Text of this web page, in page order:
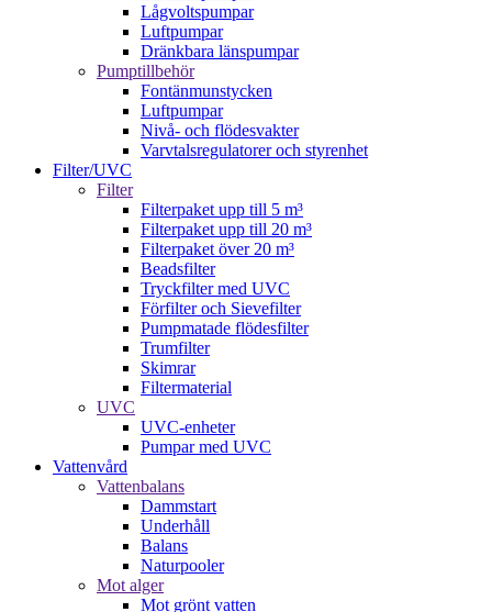
Lågvoltspumpar
Luftpumpar
Dränkbara länspumpar
Pumptillbehör
Fontänmunstycken
Luftpumpar
Nivå- och flödesvakter
Varvtalsregulatorer och styrenhet
Filter/UVC
Filter
Filterpaket upp till 5 m³
Filterpaket upp till 20 m³
Filterpaket över 20 m³
Beadsfilter
Tryckfilter med UVC
Förfilter och Sievefilter
Pumpmatade flödesfilter
Trumfilter
Skimrar
Filtermaterial
UVC
UVC-enheter
Pumpar med UVC
Vattenvård
Vattenbalans
Dammstart
Underhåll
Balans
Naturpooler
Mot alger
Mot grönt vatten